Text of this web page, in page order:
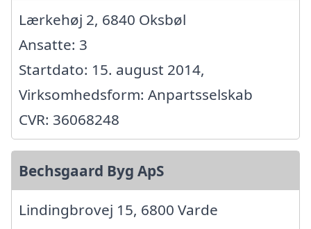
Lærkehøj 2, 6840 Oksbøl
Ansatte: 3
Startdato: 15. august 2014,
Virksomhedsform: Anpartsselskab
CVR: 36068248
Bechsgaard Byg ApS
Lindingbrovej 15, 6800 Varde